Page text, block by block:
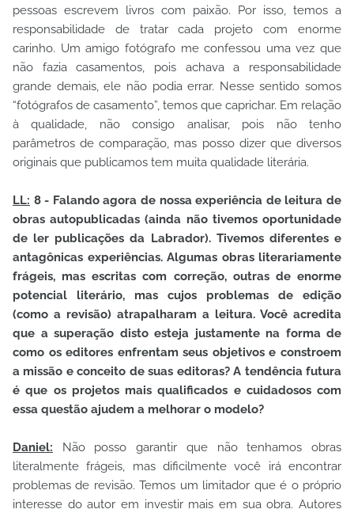
pessoas escrevem livros com paixão. Por isso, temos a
responsabilidade de tratar cada projeto com enorme
carinho. Um amigo fotógrafo me confessou uma vez que
não fazia casamentos, pois achava a responsabilidade
grande demais, ele não podia errar. Nesse sentido somos
“fotógrafos de casamento”, temos que caprichar. Em relação
à qualidade, não consigo analisar, pois não tenho
parâmetros de comparação, mas posso dizer que diversos
originais que publicamos tem muita qualidade literária.
LL: 8 - Falando agora de nossa experiência de leitura de
obras autopublicadas (ainda não tivemos oportunidade
de ler publicações da Labrador). Tivemos diferentes e
antagônicas experiências. Algumas obras literariamente
frágeis, mas escritas com correção, outras de enorme
potencial literário, mas cujos problemas de edição
(como a revisão) atrapalharam a leitura. Você acredita
que a superação disto esteja justamente na forma de
como os editores enfrentam seus objetivos e constroem
a missão e conceito de suas editoras? A tendência futura
é que os projetos mais qualificados e cuidadosos com
essa questão ajudem a melhorar o modelo?
Daniel: Não posso garantir que não tenhamos obras
literalmente frágeis, mas dificilmente você irá encontrar
problemas de revisão. Temos um limitador que é o próprio
interesse do autor em investir mais em sua obra. Autores